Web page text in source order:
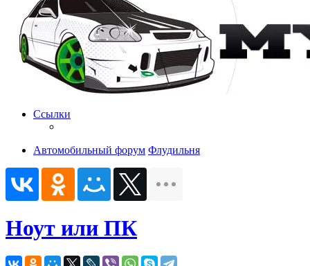
Ссылки
Автомобильный форум Флудильня
Ноут или ПК